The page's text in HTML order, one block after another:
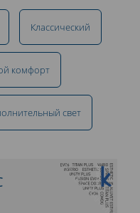
Классический
комфорт
свет
10 ЛЕТ ГАРАНТИИ